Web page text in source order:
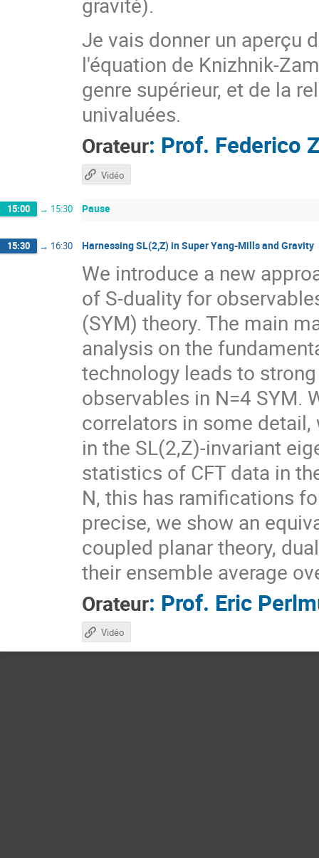
Je vais donner un aperçu
l'équation de Knizhnik-
genre supérieur, et de la
univaluées.
Orateur: Prof. Federico
Vidéo
15:00 → 15:30 Pause
15:30 → 16:30 Harnessing SL(2,Z) in Super Yang-Mills and Gravity
We introduce a new
of S-duality for
(SYM) theory. The main
analysis on the
technology leads to
observables in N=4 SYM.
correlators in some
in the SL(2,Z)-invariant
statistics of CFT data in
N, this has ramifications
precise, we show an
coupled planar theory,
their ensemble average
Orateur: Prof. Eric
Vidéo